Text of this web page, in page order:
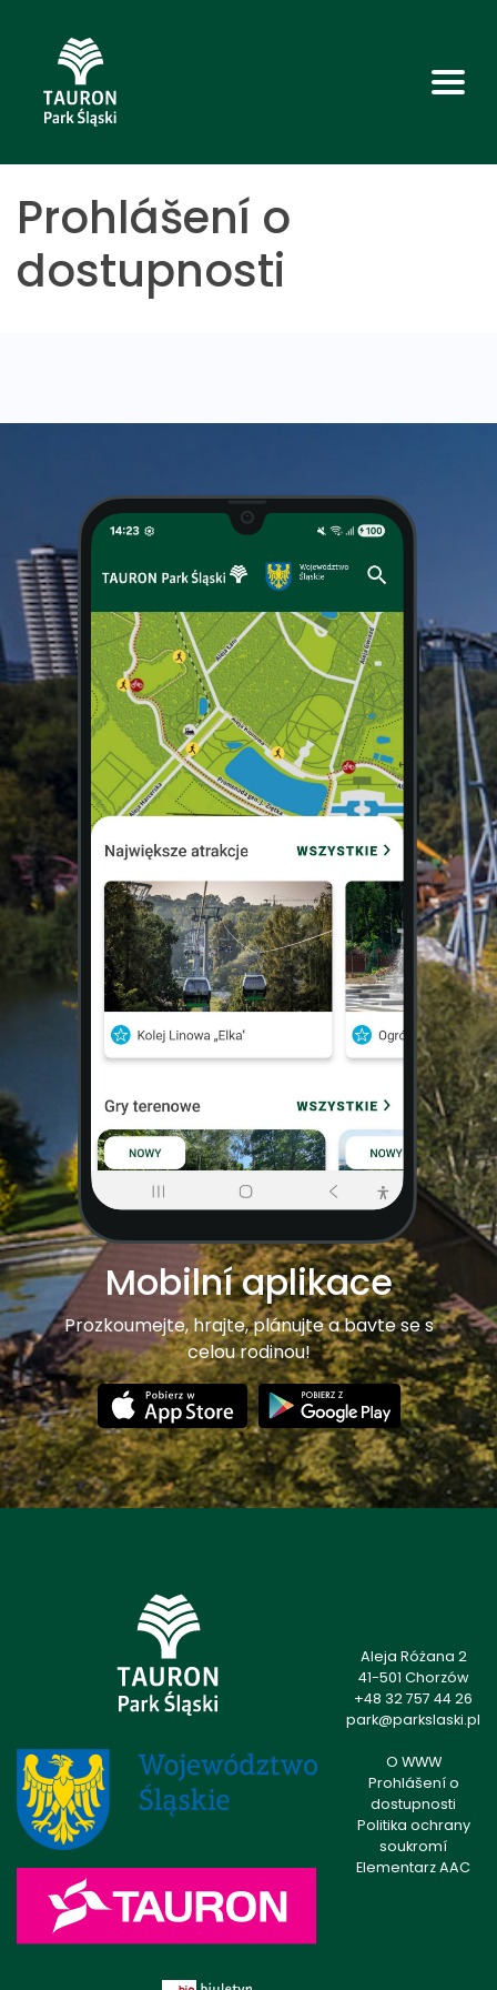
Prohlášení o
dostupnosti
Mobilní aplikace
Prozkoumejte, hrajte, plánujte a bavte se s
celou rodinou!
Aleja Różana 2
41-501 Chorzów
+48 32 757 44 26
park@parkslaski.pl
O WWW
Prohlášení o
dostupnosti
Politika ochrany
soukromí
Elementarz AAC